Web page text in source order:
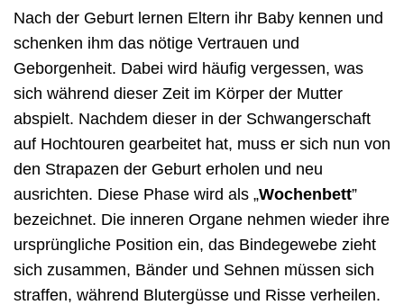
Nach der Geburt lernen Eltern ihr Baby kennen und
schenken ihm das nötige Vertrauen und
Geborgenheit. Dabei wird häufig vergessen, was
sich während dieser Zeit im Körper der Mutter
abspielt. Nachdem dieser in der Schwangerschaft
auf Hochtouren gearbeitet hat, muss er sich nun von
den Strapazen der Geburt erholen und neu
ausrichten. Diese Phase wird als „Wochenbett”
bezeichnet. Die inneren Organe nehmen wieder ihre
ursprüngliche Position ein, das Bindegewebe zieht
sich zusammen, Bänder und Sehnen müssen sich
straffen, während Blutergüsse und Risse verheilen.